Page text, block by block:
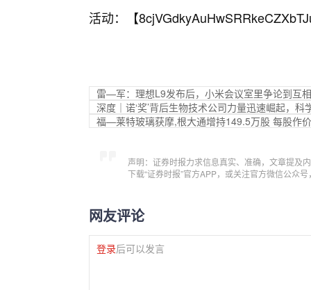
活动：【
雷—军：理想L9发布后，小米会议室里争论到互
深度｜诺‘奖’背后生物技术公司力量迅速崛起，科
福—莱特玻璃获摩,根大通增持149.5万股 每股作
声明：证券时报力求信息真实、准确，文章提及
下载“证券时报”官方APP，或关注官方微信公众
网友评论
登录后可以发言